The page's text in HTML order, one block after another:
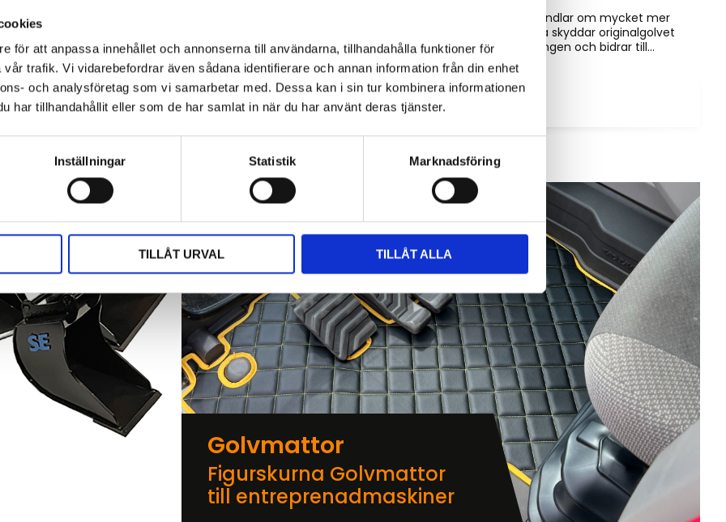
för att anpassa innehållet och annonserna till användarna, tillhandahålla funktioner för
trafik. Vi vidarebefordrar även sådana identifierare och annan information från din enhet
och analysföretag som vi samarbetar med. Dessa kan i sin tur kombinera informationen
har tillhandahållit eller som de har samlat in när du har använt deras tjänster.
Inställningar Statistik Marknadsföring
TILLÅT URVAL TILLÅT ALLA
Traktorhytten är för många mer än bara en plats där
arbetet utförs. Det är kontoret, fikarummet och ibland
även lunchplatsen under långa arbetsdagar....
Golvmatta i maskinhytten handlar om mycket mer
än bara utseende. Rätt matta skyddar originalgolvet
mot slitage, förenklar rengöringen och bidrar till...
Golvmattor
Figurskurna Golvmattor
till entreprenadmaskiner